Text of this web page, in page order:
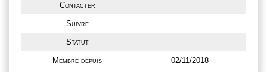
Contacter
Suivre
Statut
Membre depuis 02/11/2018